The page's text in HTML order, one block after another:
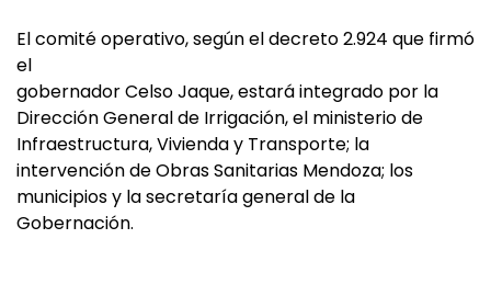
El comité operativo, según el decreto 2.924 que firmó
el
gobernador Celso Jaque, estará integrado por la
Dirección General de Irrigación, el ministerio de
Infraestructura, Vivienda y Transporte; la
intervención de Obras Sanitarias Mendoza; los
municipios y la secretaría general de la
Gobernación.